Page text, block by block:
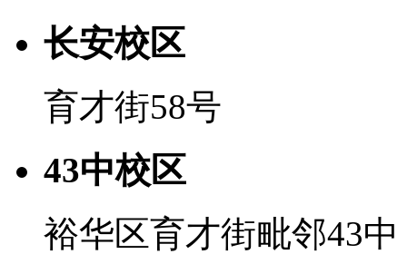
长安校区
育才街58号
43中校区
裕华区育才街毗邻43中